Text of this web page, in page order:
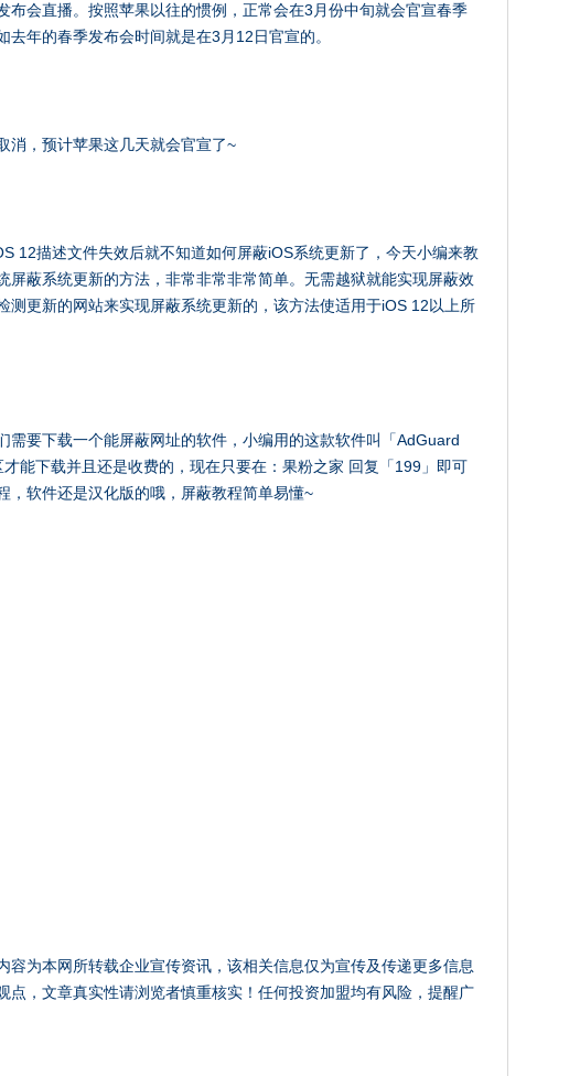
布会直播。按照苹果以往的惯例，正常会在3月份中旬就会官宣春季
去年的春季发布会时间就是在3月12日官宣的。
消，预计苹果这几天就会官宣了~
12描述文件失效后就不知道如何屏蔽iOS系统更新了，今天小编来教
屏蔽系统更新的方法，非常非常非常简单。无需越狱就能实现屏蔽效
测更新的网站来实现屏蔽系统更新的，该方法使适用于iOS 12以上所
需要下载一个能屏蔽网址的软件，小编用的这款软件叫「AdGuard
能下载并且还是收费的，现在只要在：果粉之家 回复「199」即可
，软件还是汉化版的哦，屏蔽教程简单易懂~
容为本网所转载企业宣传资讯，该相关信息仅为宣传及传递更多信息
点，文章真实性请浏览者慎重核实！任何投资加盟均有风险，提醒广